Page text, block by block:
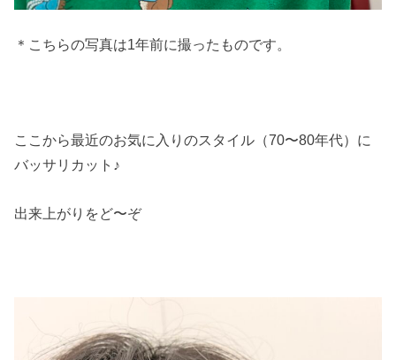
＊こちらの写真は1年前に撮ったものです。
ここから最近のお気に入りのスタイル（70〜80年代）に
バッサリカット♪
出来上がりをど〜ぞ